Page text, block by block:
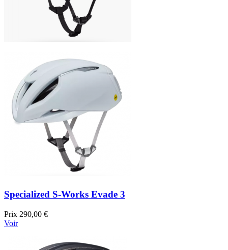
Specialized S-Works Evade 3
Prix 290,00 €
Voir